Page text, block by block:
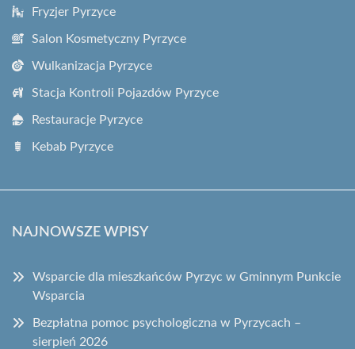
Fryzjer Pyrzyce
Salon Kosmetyczny Pyrzyce
Wulkanizacja Pyrzyce
Stacja Kontroli Pojazdów Pyrzyce
Restauracje Pyrzyce
Kebab Pyrzyce
NAJNOWSZE WPISY
Wsparcie dla mieszkańców Pyrzyc w Gminnym Punkcie
Wsparcia
Bezpłatna pomoc psychologiczna w Pyrzycach –
sierpień 2026